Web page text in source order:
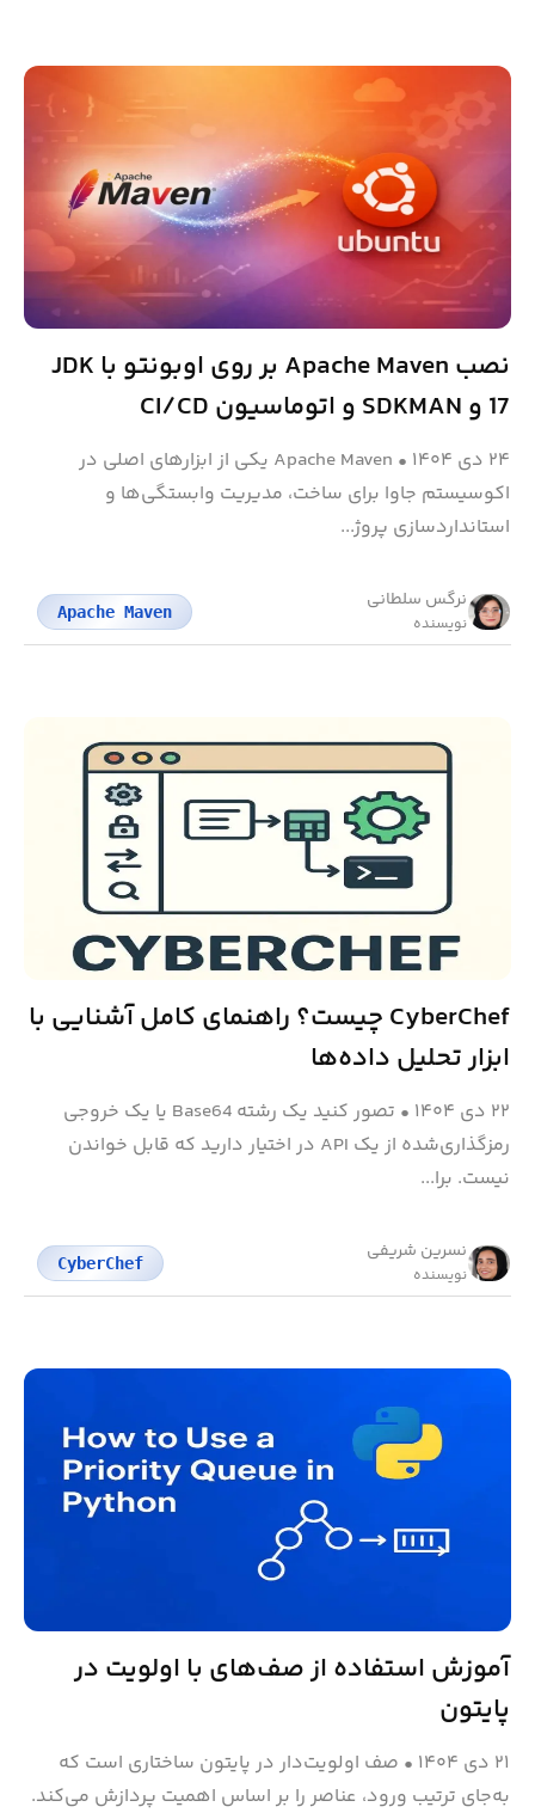
نصب Apache Maven بر روی اوبونتو با JDK
17 و SDKMAN و اتوماسیون CI/CD
۲۴ دی ۱۴۰۴ •
Apache Maven یکی از ابزارهای اصلی در
اکوسیستم جاوا برای ساخت، مدیریت وابستگی‌ها و
استانداردسازی پروژ...
نرگس سلطانی
نویسنده
Apache Maven
CyberChef چیست؟ راهنمای کامل آشنایی با
ابزار تحلیل داده‌ها
۲۲ دی ۱۴۰۴ •
تصور کنید یک رشته Base64 یا یک خروجی
رمزگذاری‌شده از یک API در اختیار دارید که قابل خواندن
نیست. برا...
نسرین شریفی
نویسنده
CyberChef
آموزش استفاده از صف‌های با اولویت در
پایتون
۲۱ دی ۱۴۰۴ • صف اولویت‌دار در پایتون ساختاری است که
به‌جای ترتیب ورود، عناصر را بر اساس اهمیت پردازش می‌کند.